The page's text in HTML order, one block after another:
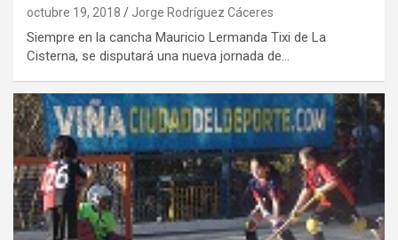
octubre 19, 2018 Jorge Rodríguez Cáceres
Siempre en la cancha Mauricio Lermanda Tixi de La
Cisterna, se disputará una nueva jornada de…